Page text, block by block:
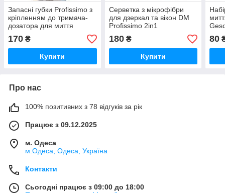
Запасні губки Profissimo з
кріпленням до тримача-
дозатора для миття
посуду, духовок і гриля від
DenkMit, 3 шт
170 ₴
Купити
Серветка з мікрофібри
для дзеркал та вікон DM
Profissimo 2in1
Fenstertuch aus
Mikrofeinfaser 1 шт
Німеччина
180₴
Купити
80
Про нас
100% позитивних з 78 відгуків за рік
Працює з 09.12.2025
м. Одеса
м.Одеса, Одеса, Україна
Контакти
Сьогодні працює з 09:00 до 18:00